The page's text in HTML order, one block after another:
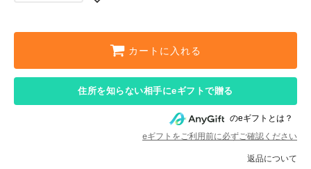
カートに入れる
住所を知らない相手にeギフトで贈る
のeギフトとは？
eギフトをご利用前に必ずご確認ください
返品について